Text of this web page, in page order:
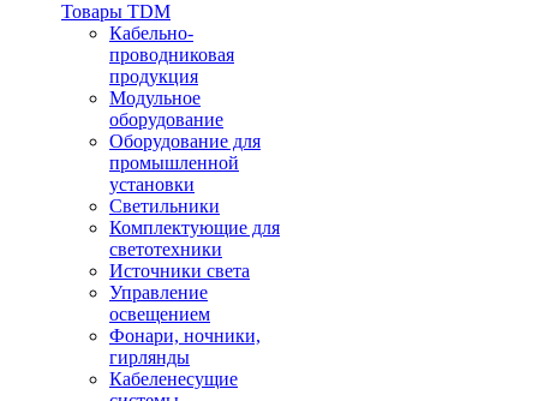
Товары TDM
Кабельно-
проводниковая
продукция
Модульное
оборудование
Оборудование для
промышленной
установки
Светильники
Комплектующие для
светотехники
Источники света
Управление
освещением
Фонари, ночники,
гирлянды
Кабеленесущие